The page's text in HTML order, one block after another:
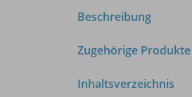
Beschreibung
Zugehörige Produkte
Inhaltsverzeichnis